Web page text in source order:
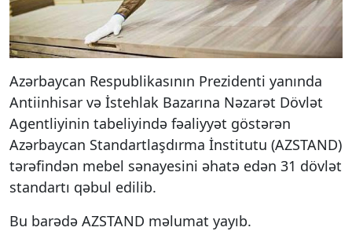
Azərbaycan Respublikasının Prezidenti yanında
Antiinhisar və İstehlak Bazarına Nəzarət Dövlət
Agentliyinin tabeliyində fəaliyyət göstərən
Azərbaycan Standartlaşdırma İnstitutu (AZSTAND)
tərəfindən mebel sənayesini əhatə edən 31 dövlət
standartı qəbul edilib.
Bu barədə AZSTAND məlumat yayıb.